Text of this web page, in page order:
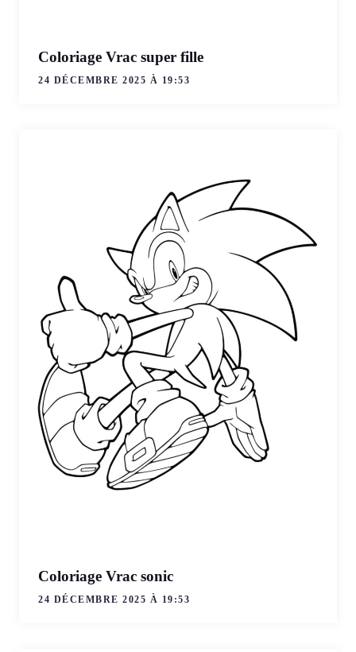
Coloriage Vrac super fille
24 DÉCEMBRE 2025 À 19:53
Coloriage Vrac sonic
24 DÉCEMBRE 2025 À 19:53